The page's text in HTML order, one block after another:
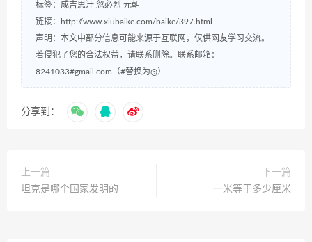
标签： 成吉思汗 忽必烈 元朝
链接：
http://www.xiubaike.com/baike/397.html
声明：本文中部分信息可能来源于互联网，仅供网友学习交流。
若侵犯了您的合法权益，请联系删除。联系邮箱：
8241033#gmail.com（#替换为@）
分享到：
上一篇
坦克是哪个国家发明的
下一篇
一米等于多少厘米